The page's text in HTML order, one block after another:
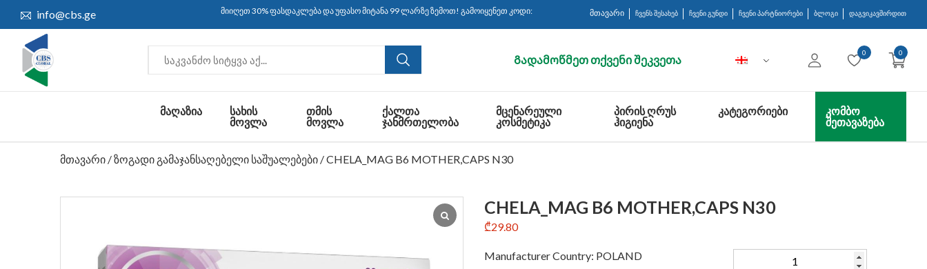
info@cbs.ge მიიღეთ 30% ფასდაკლება და უფასო მიტანა 99 ლარზე ზემოთ! გამოიყენეთ კოდი: CBS30 ყიდვისას! მთავარი ჩვენს შესახებ ჩვენი გუნდი ჩვენი პარტნიორები ბლოგი დაგვიკავშირდით
Გადამოწმეთ თქვენი შეკვეთა
0 0
ᲛᲐᲦᲐᲖᲘᲐ
ᲡᲐᲮᲘᲡ
ᲛᲝᲕᲚᲐ
ᲗᲛᲘᲡ
ᲛᲝᲕᲚᲐ
ᲥᲐᲚᲗᲐ
ᲯᲐᲜᲛᲠᲗᲔᲚᲝᲑᲐ
ᲛᲪᲔᲜᲐᲠᲔᲣᲚᲘ
ᲙᲝᲡᲛᲔᲢᲘᲙᲐ
ᲞᲘᲠᲘᲡ ᲦᲠᲣᲡ
ᲰᲘᲒᲘᲔᲜᲐ
ᲙᲐᲢᲔᲒᲝᲠᲘᲔᲑᲘ
ᲙᲝᲛᲑᲝ
ᲨᲔᲗᲐᲕᲐᲖᲔᲑᲐ
მთავარი /ზოგადი გამაჯანსაღებელი საშუალებები / CHELA_MAG B6 MOTHER,CAPS N30
CHELA_MAG B6 MOTHER,CAPS N30
₾29.80
Manufacturer Country: POLAND
რაოდენობა: